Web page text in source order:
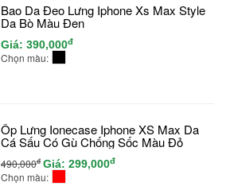
Bao Da Đeo Lưng Iphone Xs Max Style
Da Bò Màu Đen
Giá: 390,000đ
Chọn màu:
Ốp Lưng Ionecase Iphone XS Max Da
Cá Sấu Có Gù Chống Sốc Màu Đỏ
490,000đ Giá: 299,000đ
Chọn màu: